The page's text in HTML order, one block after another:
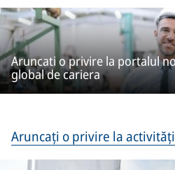
Aruncati o privire la portalul
global de cariera
Aruncați o privire la